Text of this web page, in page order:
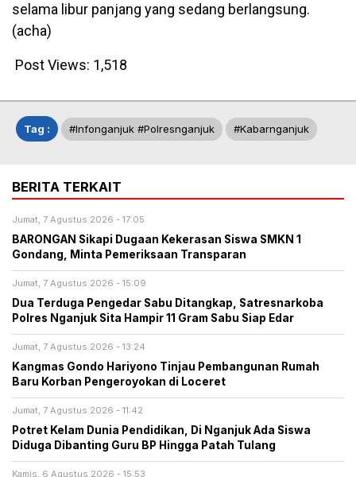
selama libur panjang yang sedang berlangsung.
(acha)
Post Views: 1,518
Tag : #infonganjuk #polresnganjuk #kabarnganjuk
BERITA TERKAIT
Jumat, 7 Agustus 2026 - 17:05
BARONGAN Sikapi Dugaan Kekerasan Siswa SMKN 1
Gondang, Minta Pemeriksaan Transparan
Jumat, 7 Agustus 2026 - 15:09
Dua Terduga Pengedar Sabu Ditangkap, Satresnarkoba
Polres Nganjuk Sita Hampir 11 Gram Sabu Siap Edar
Jumat, 7 Agustus 2026 - 13:24
Kangmas Gondo Hariyono Tinjau Pembangunan Rumah
Baru Korban Pengeroyokan di Loceret
Jumat, 7 Agustus 2026 - 11:42
Potret Kelam Dunia Pendidikan, Di Nganjuk Ada Siswa
Diduga Dibanting Guru BP Hingga Patah Tulang
Kamis, 6 Agustus 2026 - 15:53